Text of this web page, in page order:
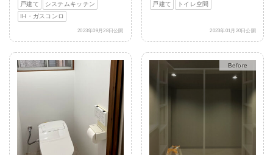
戸建て
システムキッチン
IH・ガスコンロ
2023年09月28日公開
戸建て
トイレ空間
2023年01月20日公開
After